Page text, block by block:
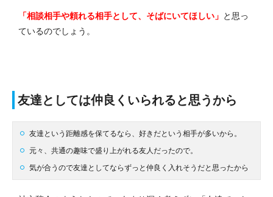
「相談相手や頼れる相手として、そばにいてほしい」 と思っ
ているのでしょう。
友達としては仲良くいられると思うから
友達という距離感を保てるなら、好きだという相手が多いから。
元々、共通の趣味で盛り上がれる友人だったので。
気が合うので友達としてならずっと仲良く入れそうだと思ったから